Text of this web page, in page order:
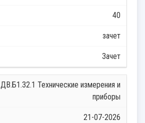
40
зачет
Зачет
ДВ.Б1.32.1 Технические измерения и
приборы
21-07-2026